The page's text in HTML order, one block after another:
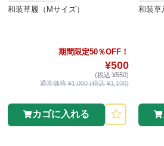
和装草履（Mサイズ）
期間限定50％OFF！
¥500
(税込 ¥550)
通常価格 ¥1,000 (税込 ¥1,100)
カゴに入れる
和装草